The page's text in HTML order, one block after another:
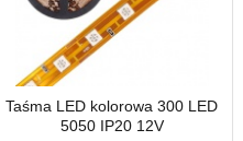
Taśma LED kolorowa 300 LED
5050 IP20 12V